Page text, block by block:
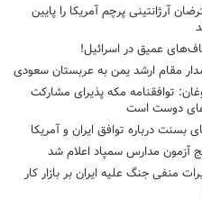
آرژانتینی پرچم آمریکا را پایین
عمیق در اسرائیل!
مقام ارشد یمن به عربستان سعودی
توافقنامه مکه پذیرای مشارکت
دوست است
بسنت درباره توافق ایران و آمریکا
آزمون مدارس سمپاد اعلام شد
منفی جنگ علیه ایران بر بازار کار